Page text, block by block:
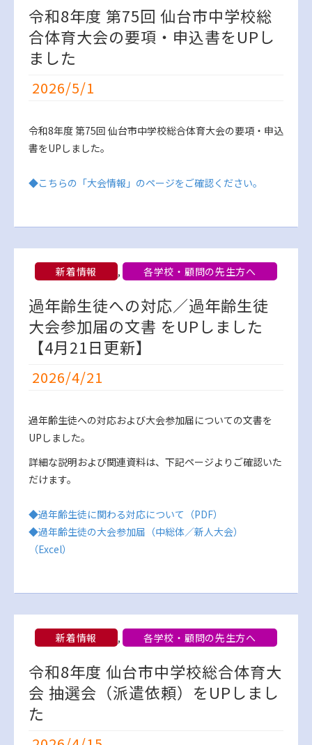
令和8年度 第75回 仙台市中学校総
合体育大会の要項・申込書をUPし
ました
2026/5/1
令和8年度 第75回 仙台市中学校総合体育大会の要項・申込
書をUPしました。
◆こちらの「大会情報」のページをご確認ください。
新着情報 , 各学校・顧問の先生方へ
過年齢生徒への対応／過年齢生徒
大会参加届の文書 をUPしました
【4月21日更新】
2026/4/21
過年齢生徒への対応および大会参加届についての文書を
UPしました。
詳細な説明および関連資料は、下記ページよりご確認いた
だけます。
◆過年齢生徒に関わる対応について（PDF）
◆過年齢生徒の大会参加届（中総体／新人大会）
（Excel）
新着情報 , 各学校・顧問の先生方へ
令和8年度 仙台市中学校総合体育大
会 抽選会（派遣依頼）をUPしまし
た